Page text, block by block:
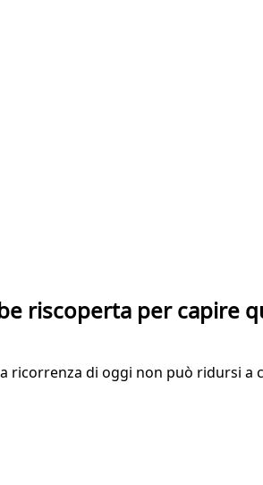
riscoperta per capire
ricorrenza di oggi non può ridursi